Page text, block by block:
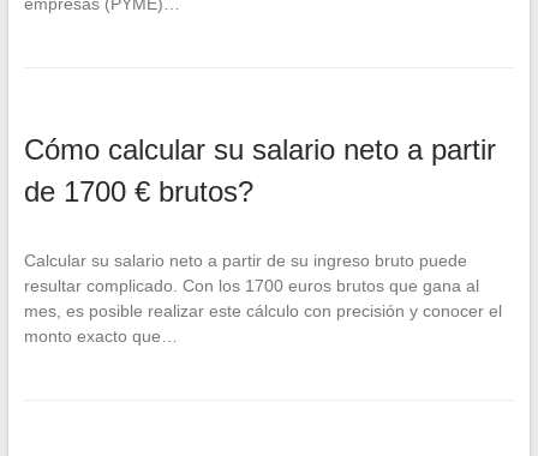
Cómo calcular su salario neto a partir
de 1700 € brutos?
Calcular su salario neto a partir de su ingreso bruto puede
resultar complicado. Con los 1700 euros brutos que gana al
mes, es posible realizar este cálculo con precisión y conocer el
monto exacto que…